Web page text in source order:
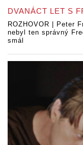
DVANÁCT LET S
ROZHOVOR | Peter
nebyl ten správný
smál